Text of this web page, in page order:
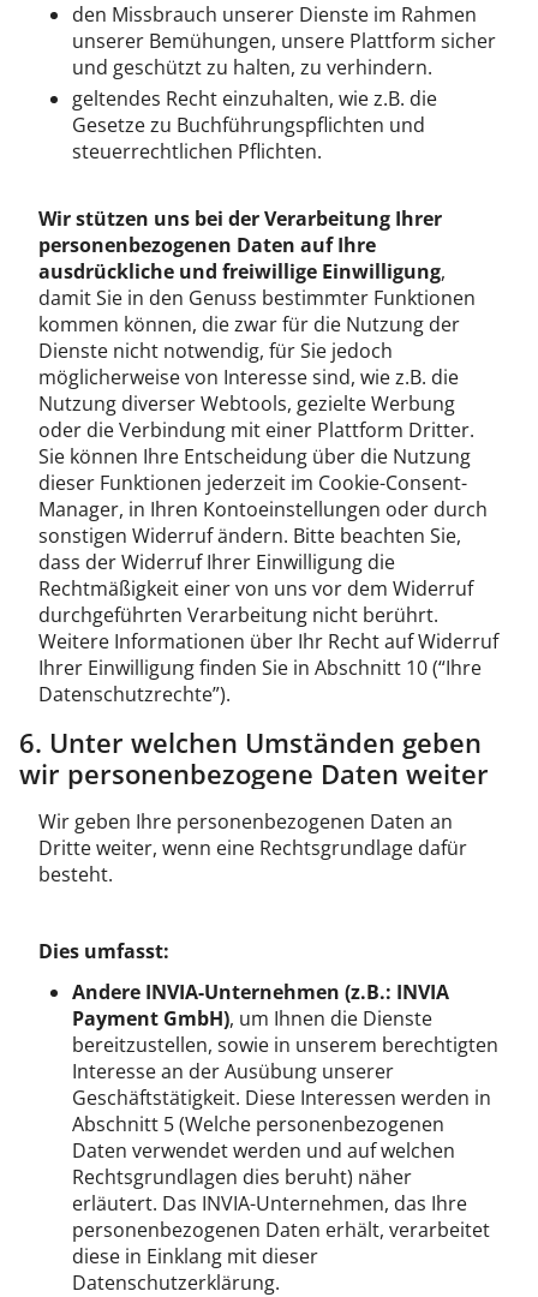
den Missbrauch unserer Dienste im Rahmen
unserer Bemühungen, unsere Plattform sicher
und geschützt zu halten, zu verhindern.
geltendes Recht einzuhalten, wie z.B. die
Gesetze zu Buchführungspflichten und
steuerrechtlichen Pflichten.
Wir stützen uns bei der Verarbeitung Ihrer
personenbezogenen Daten auf Ihre
ausdrückliche und freiwillige Einwilligung,
damit Sie in den Genuss bestimmter Funktionen
kommen können, die zwar für die Nutzung der
Dienste nicht notwendig, für Sie jedoch
möglicherweise von Interesse sind, wie z.B. die
Nutzung diverser Webtools, gezielte Werbung
oder die Verbindung mit einer Plattform Dritter.
Sie können Ihre Entscheidung über die Nutzung
dieser Funktionen jederzeit im Cookie-Consent-
Manager, in Ihren Kontoeinstellungen oder durch
sonstigen Widerruf ändern. Bitte beachten Sie,
dass der Widerruf Ihrer Einwilligung die
Rechtmäßigkeit einer von uns vor dem Widerruf
durchgeführten Verarbeitung nicht berührt.
Weitere Informationen über Ihr Recht auf Widerruf
Ihrer Einwilligung finden Sie in Abschnitt 10 (“Ihre
Datenschutzrechte”).
6. Unter welchen Umständen geben
wir personenbezogene Daten weiter
Wir geben Ihre personenbezogenen Daten an
Dritte weiter, wenn eine Rechtsgrundlage dafür
besteht.
Dies umfasst:
Andere INVIA-Unternehmen (z.B.: INVIA
Payment GmbH), um Ihnen die Dienste
bereitzustellen, sowie in unserem berechtigten
Interesse an der Ausübung unserer
Geschäftstätigkeit. Diese Interessen werden in
Abschnitt 5 (Welche personenbezogenen
Daten verwendet werden und auf welchen
Rechtsgrundlagen dies beruht) näher
erläutert. Das INVIA-Unternehmen, das Ihre
personenbezogenen Daten erhält, verarbeitet
diese in Einklang mit dieser
Datenschutzerklärung.